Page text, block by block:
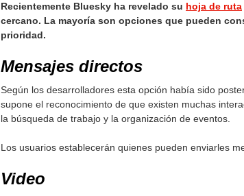
Recientemente Bluesky ha revelado su hoja de ruta
cercano. La mayoría son opciones que pueden
prioridad.
Mensajes directos
Según los desarrolladores esta opción había sido
supone el reconocimiento de que existen muchas
la búsqueda de trabajo y la organización de eventos.
Los usuarios establecerán quienes pueden enviarles
Video